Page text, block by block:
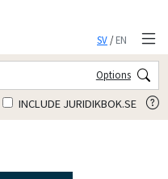
SV/EN
Options
INCLUDE JURIDIKBOK.SE